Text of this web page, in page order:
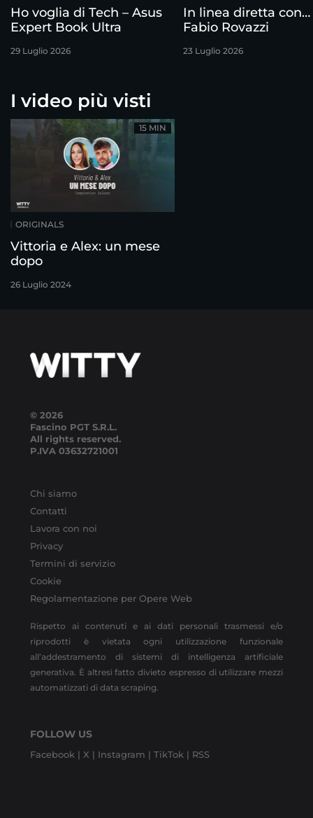
Ho voglia di Tech – Asus
Expert Book Ultra
29 Luglio 2026
In linea diretta con…
Fabio Rovazzi
23 Luglio 2026
I video più visti
ORIGINALS
Vittoria e Alex: un mese
dopo
26 Luglio 2024
15 MIN
© 2026
Fascino PGT S.R.L.
All rights reserved.
P.IVA 03632721001
Chi siamo
Contatti
Lavora con noi
Privacy
Termini di servizio
Cookie
Regolamentazione per Opere Web
Rispetto ai contenuti e ai dati personali trasmessi e/o
riprodotti è vietata ogni utilizzazione funzionale
all’addestramento di sistemi di intelligenza artificiale
generativa. È altresì fatto divieto espresso di utilizzare mezzi
automatizzati di data scraping.
FOLLOW US
Facebook | X | Instagram | TikTok | RSS